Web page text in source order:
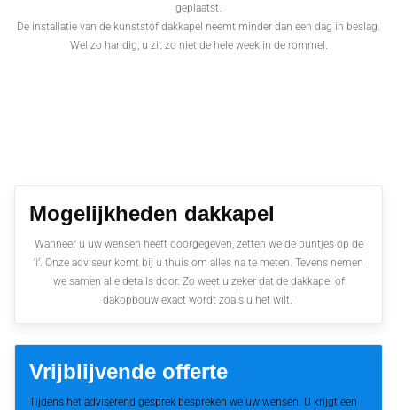
geplaatst.
De installatie van de kunststof dakkapel neemt minder dan een dag in beslag.
Wel zo handig, u zit zo niet de hele week in de rommel.
Mogelijkheden dakkapel
Wanneer u uw wensen heeft doorgegeven, zetten we de puntjes op de
’i’. Onze adviseur komt bij u thuis om alles na te meten. Tevens nemen
we samen alle details door. Zo weet u zeker dat de dakkapel of
dakopbouw exact wordt zoals u het wilt.
Vrijblijvende offerte
Tijdens het adviserend gesprek bespreken we uw wensen. U krijgt een